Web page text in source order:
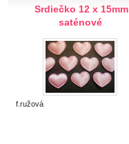
Lemovky
Paspulka, lampas
Kobercovka
Šujtáška
Chránitko nohavicové
Srdiečko 12 x 15mm
saténové
f.ružová